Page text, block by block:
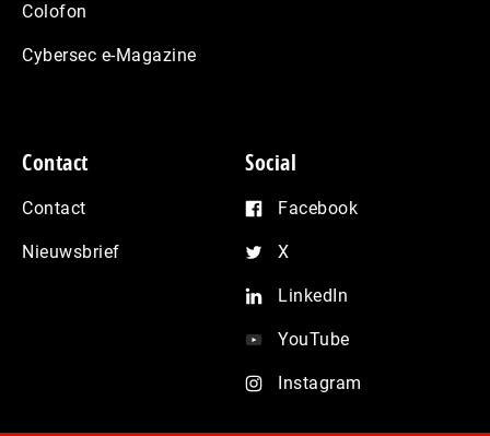
Colofon
Cybersec e-Magazine
Contact
Contact
Nieuwsbrief
Social
Facebook
X
LinkedIn
YouTube
Instagram